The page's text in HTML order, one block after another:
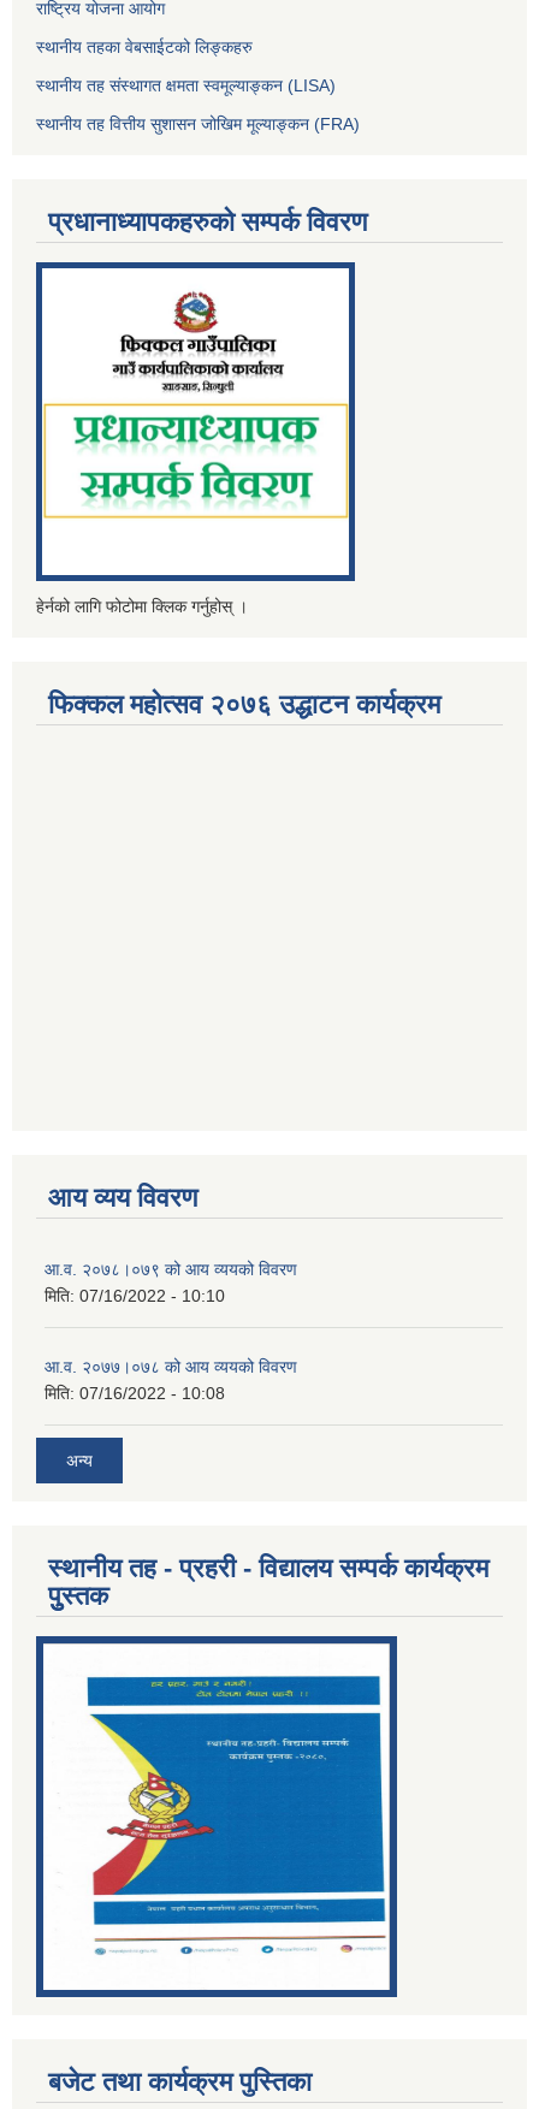
राष्ट्रिय योजना आयोग
स्थानीय तहका वेबसाईटको लिङ्कहरु
स्थानीय तह संस्थागत क्षमता स्वमूल्याङ्कन (LISA)
स्थानीय तह वित्तीय सुशासन जोखिम मूल्याङ्कन (FRA)
प्रधानाध्यापकहरुको सम्पर्क विवरण
हेर्नको लागि फोटोमा क्लिक गर्नुहोस् ।
फिक्कल महोत्सव २०७६ उद्धाटन कार्यक्रम
आय व्यय विवरण
आ.व. २०७८।०७९ को आय व्ययको विवरण
मिति: 07/16/2022 - 10:10
आ.व. २०७७।०७८ को आय व्ययको विवरण
मिति: 07/16/2022 - 10:08
अन्य
स्थानीय तह - प्रहरी - विद्यालय सम्पर्क कार्यक्रम
पुुस्तक
बजेट तथा कार्यक्रम पुस्तिका